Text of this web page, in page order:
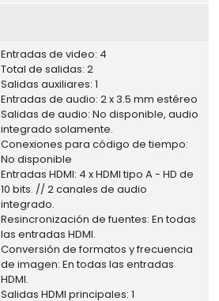
Entradas de video: 4
Total de salidas: 2
Salidas auxiliares: 1
Entradas de audio: 2 x 3.5 mm estéreo
Salidas de audio: No disponible, audio
integrado solamente.
Conexiones para código de tiempo:
No disponible
Entradas HDMI: 4 x HDMI tipo A - HD de
10 bits. // 2 canales de audio
integrado.
Resincronización de fuentes: En todas
las entradas HDMI.
Conversión de formatos y frecuencia
de imagen: En todas las entradas
HDMI.
Salidas HDMI principales: 1